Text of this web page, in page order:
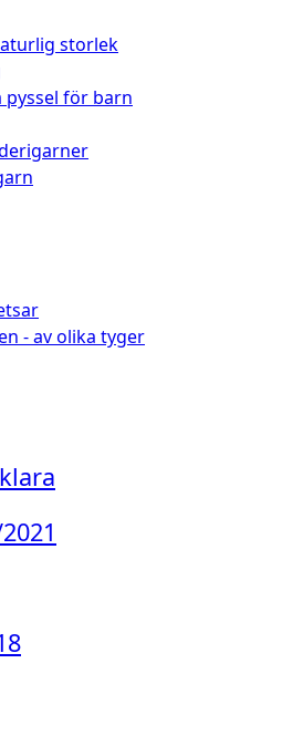
storlek
pyssel för barn
- av olika tyger